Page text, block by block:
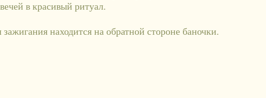
в красивый ритуал.
находится на обратной стороне баночки.